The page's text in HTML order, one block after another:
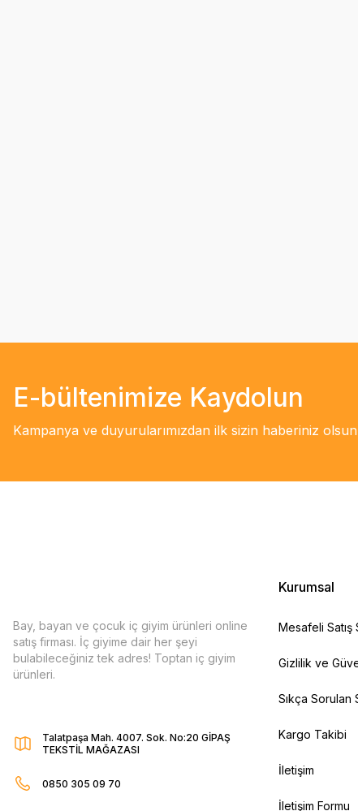
E-bültenimize Kaydolun
Kampanya ve duyurularımızdan ilk sizin haberiniz
Bay, bayan ve çocuk iç giyim ürünleri online
satış firması. İç giyime dair her şeyi
bulabileceğiniz tek adres! Toptan iç giyim
ürünleri.
Talatpaşa Mah. 4007. Sok. No:20 GİPAŞ
TEKSTİL MAĞAZASI
0850 305 09 70
Kurumsal
Mesafeli Satış
Gizlilik ve
Sıkça Sorulan
Kargo Takibi
İletişim
İletişim Formu